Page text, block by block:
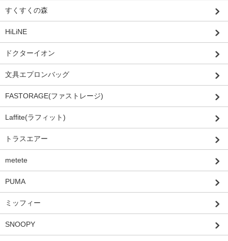
すくすくの森
HiLiNE
ドクターイオン
文具エプロンバッグ
FASTORAGE(ファストレージ)
Laffite(ラフィット)
トラスエアー
metete
PUMA
ミッフィー
SNOOPY